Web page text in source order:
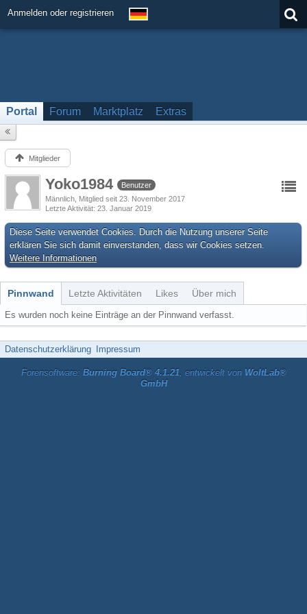
Anmelden oder registrieren
Portal Forum Marktplatz Extras
Mitglieder
Yoko1984
Benutzer
Männlich Mitglied seit 23. November 2017
Letzte Aktivität 23. Januar 2019
Diese Seite verwendet Cookies. Durch die Nutzung unserer Seite
erklären Sie sich damit einverstanden, dass wir Cookies setzen.
Weitere Informationen
Pinnwand Letzte Aktivitäten Likes Über mich
Es wurden noch keine Einträge an der Pinnwand verfasst.
Datenschutzerklärung Impressum
Forensoftware: Burning Board® 4.1.21, entwickelt von WoltLab®
GmbH